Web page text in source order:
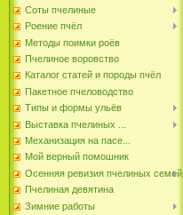
Соты пчелиные
Роение пчёл
Методы поимки роёв
Пчелиное воровство
Каталог статей и породы пчёл
Пакетное пчеловодство
Типы и формы ульёв
Выставка пчелиных ...
Механизация на пасе...
Мой верный помошник
Осенняя ревизия пчелиных семей
Пчелиная девятина
Зимние работы